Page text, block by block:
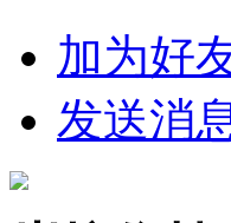
加为好
发送消